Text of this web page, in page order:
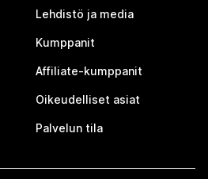
Lehdistö ja media
Kumppanit
Affiliate-kumppanit
Oikeudelliset asiat
Palvelun tila